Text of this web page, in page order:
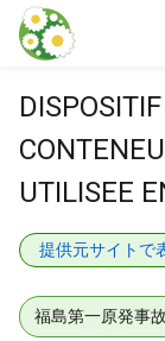
本文に飛ぶ
UTILISEE
提供元サイトで
福島第一原発事